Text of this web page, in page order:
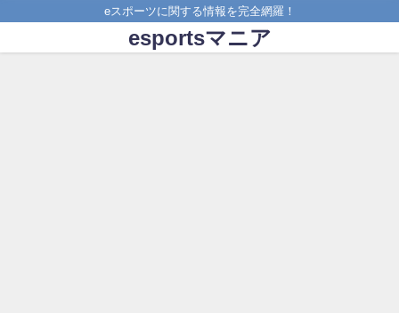
eスポーツに関する情報を完全網羅！
esportsマニア